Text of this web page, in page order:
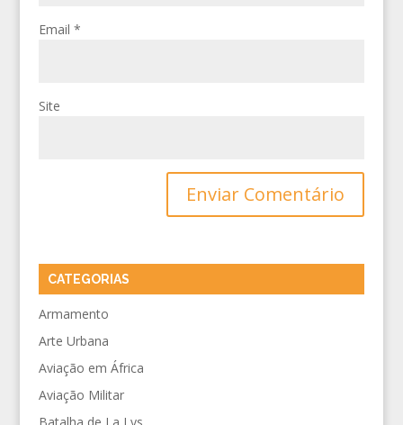
Email *
Site
CATEGORIAS
Armamento
Arte Urbana
Aviação em África
Aviação Militar